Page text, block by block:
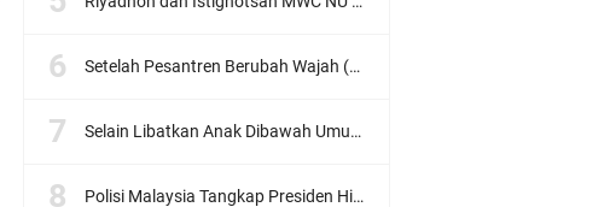
Setelah Pesantren Berubah Wajah (Dari NU Ke Wahabi)
Selain Libatkan Anak Dibawah Umur, Aksi Ganyang Komunis Jadi Sorotan Karena Ada Narasi Halal Sembelih Orang
Polisi Malaysia Tangkap Presiden Hizbut Tahrir Saat Konferensi Pers